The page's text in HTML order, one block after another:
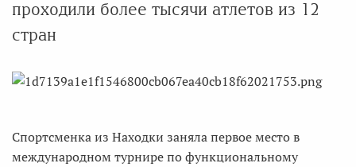
проходили более тысячи атлетов из 12
стран
Спортсменка из Находки заняла первое место в
международном турнире по функциональному